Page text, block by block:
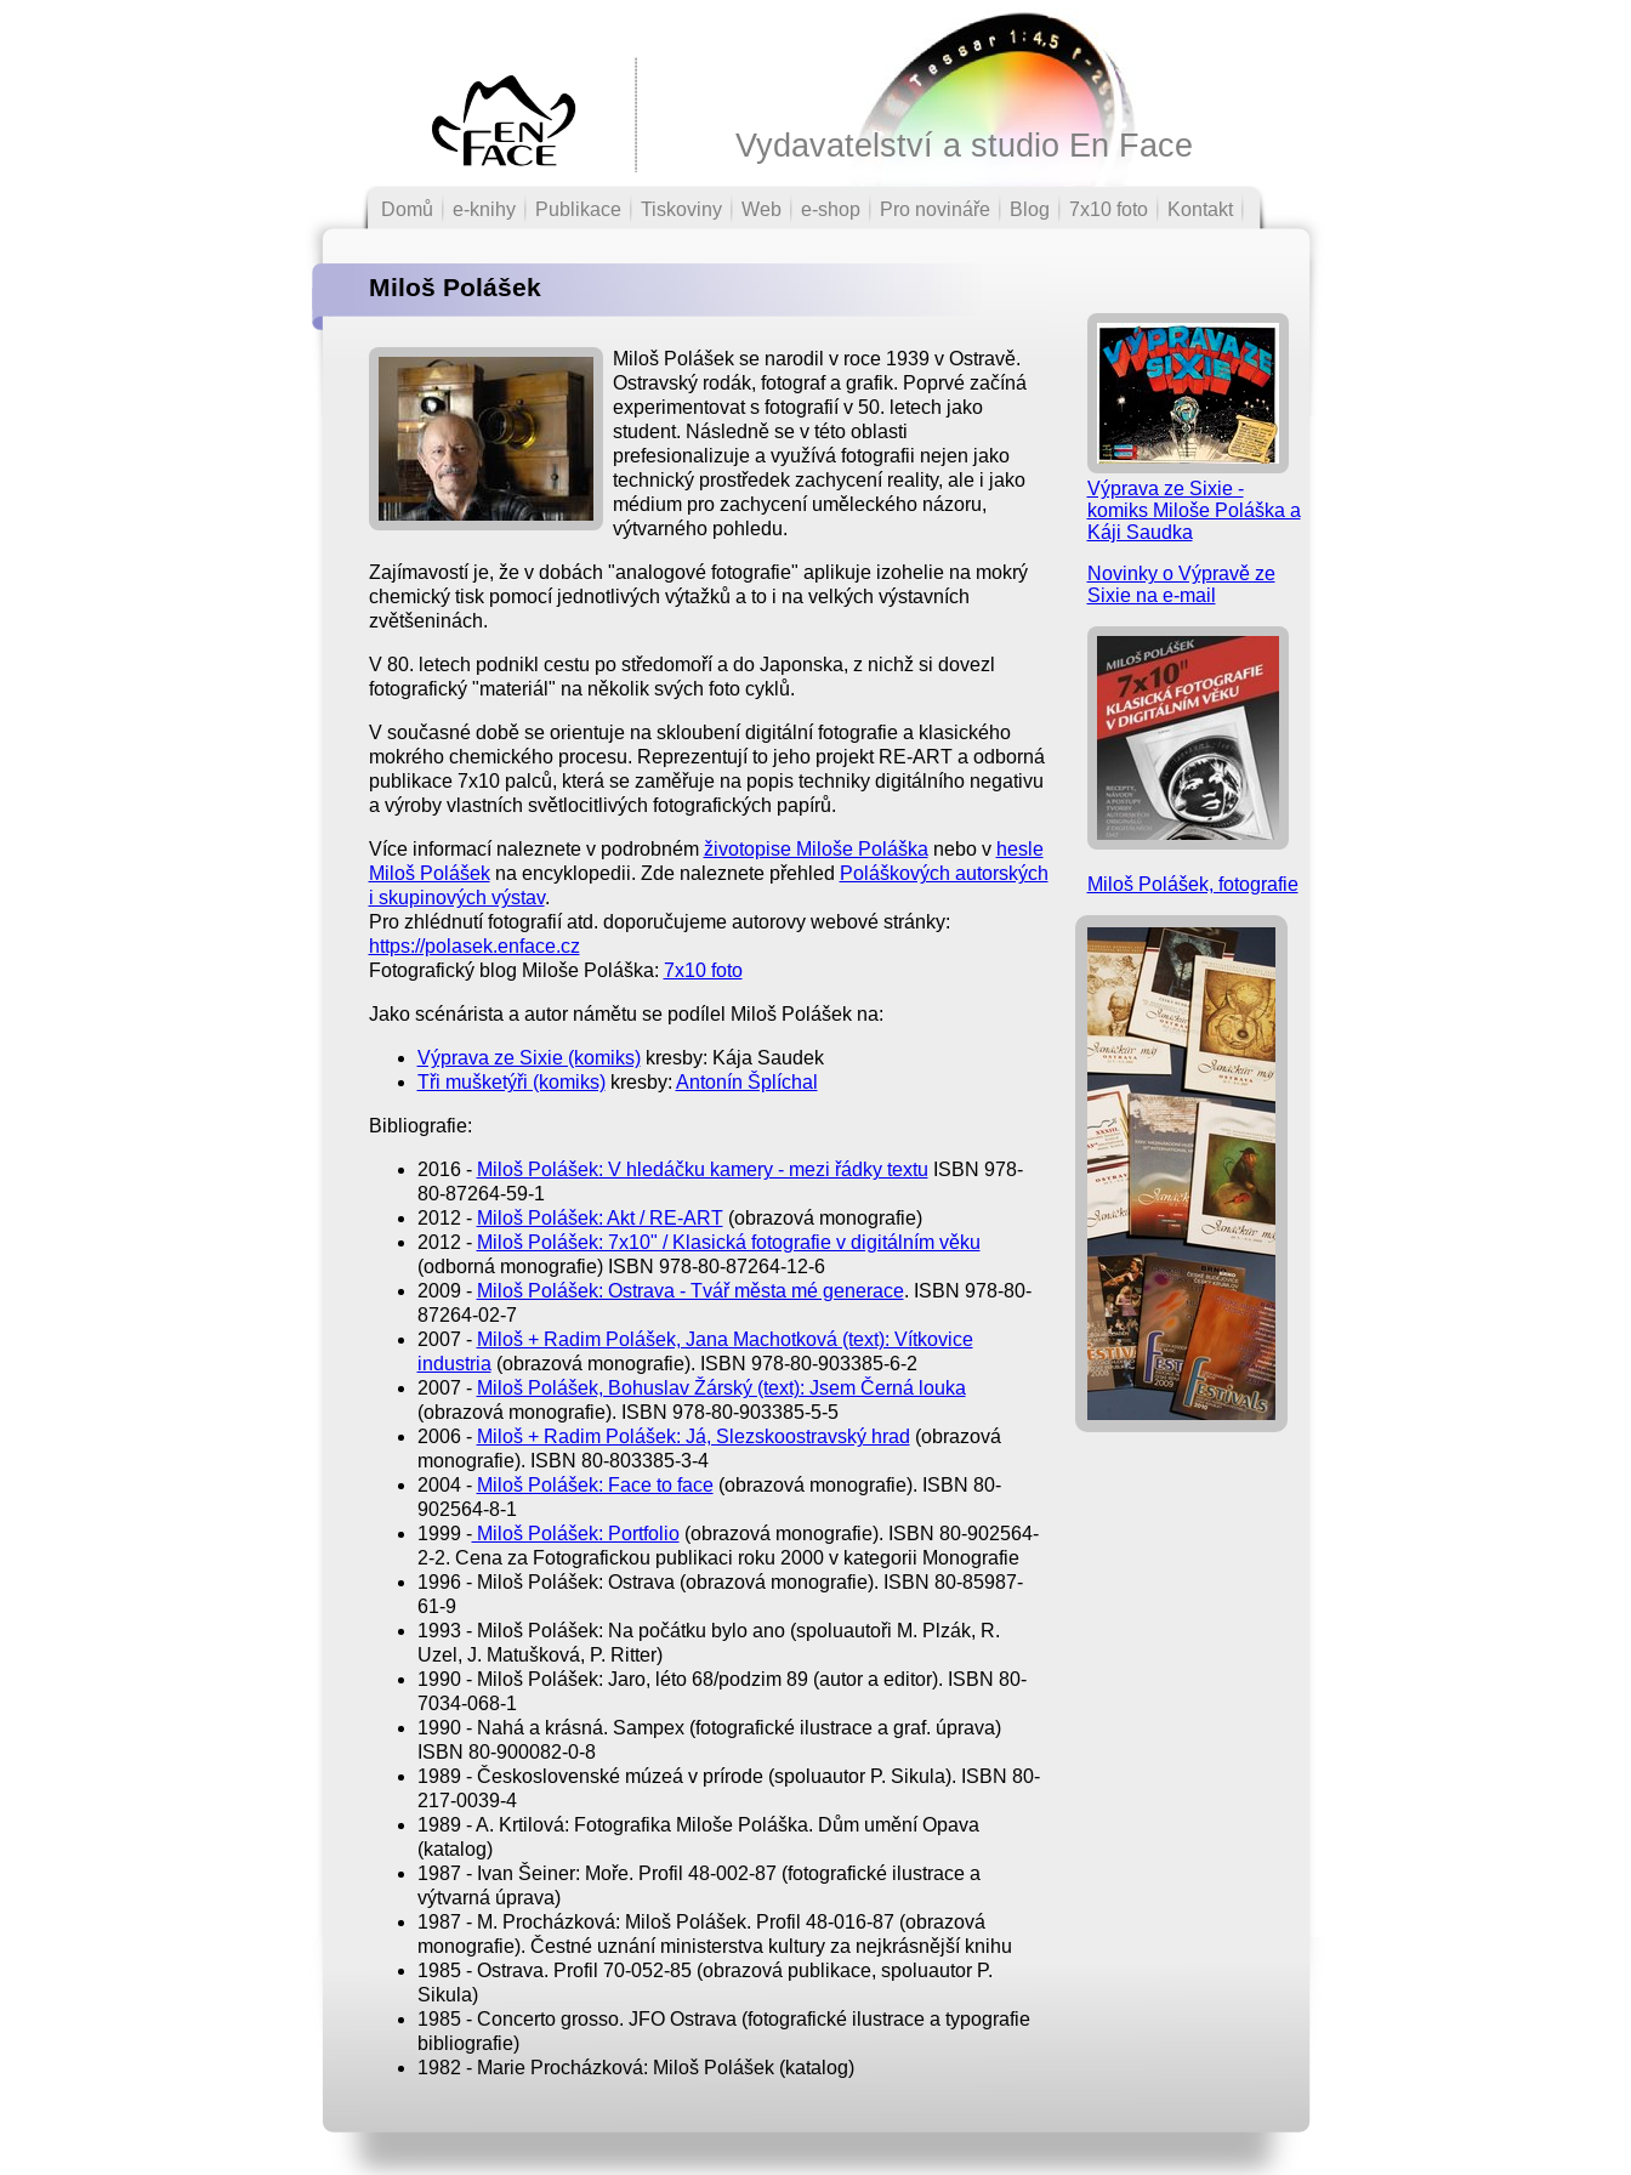
Vydavatelství a studio En Face
Domů e-knihy Publikace Tiskoviny Web e-shop Pro novináře Blog 7x10 foto Kontakt
Miloš Polášek
Miloš Polášek se narodil v roce 1939 v Ostravě.
Ostravský rodák, fotograf a grafik. Poprvé začíná
experimentovat s fotografií v 50. letech jako
student. Následně se v této oblasti
prefesionalizuje a využívá fotografii nejen jako
technický prostředek zachycení reality, ale i jako
médium pro zachycení uměleckého názoru,
výtvarného pohledu.
Zajímavostí je, že v dobách "analogové fotografie" aplikuje izohelie na mokrý
chemický tisk pomocí jednotlivých výtažků a to i na velkých výstavních
zvětšeninách.
V 80. letech podnikl cestu po středomoří a do Japonska, z nichž si dovezl
fotografický "materiál" na několik svých foto cyklů.
V současné době se orientuje na skloubení digitální fotografie a klasického
mokrého chemického procesu. Reprezentují to jeho projekt RE-ART a odborná
publikace 7x10 palců, která se zaměřuje na popis techniky digitálního negativu
a výroby vlastních světlocitlivých fotografických papírů.
Více informací naleznete v podrobném životopise Miloše Poláška nebo v hesle
Miloš Polášekna encyklopedii. Zde naleznete přehled Poláškových autorských
i skupinových výstav.
Pro zhlédnutí fotografií atd. doporučujeme autorovy webové stránky:
https://polasek.enface.cz
Fotografický blog Miloše Poláška: 7x10 foto
Jako scénárista a autor námětu se podílel Miloš Polášek na:
Výprava ze Sixie (komiks)kresby: Kája Saudek
Tři mušketýři (komiks)kresby: Antonín Šplíchal
Bibliografie:
2016 - Miloš Polášek: V hledáčku kamery - mezi řádky textu ISBN 978-
80-87264-59-1
2012 - Miloš Polášek: Akt / RE-ART(obrazová monografie)
2012 - Miloš Polášek: 7x10" / Klasická fotografie v digitálním věku
(odborná monografie) ISBN 978-80-87264-12-6
2009 - Miloš Polášek: Ostrava - Tvář města mé generace. ISBN 978-80-
87264-02-7
2007 - Miloš + Radim Polášek, Jana Machotková (text): Vítkovice
industria (obrazová monografie). ISBN 978-80-903385-6-2
2007 - Miloš Polášek, Bohuslav Žárský (text): Jsem Černá louka
(obrazová monografie). ISBN 978-80-903385-5-5
2006 - Miloš + Radim Polášek: Já, Slezskoostravský hrad (obrazová
monografie). ISBN 80-803385-3-4
2004 - Miloš Polášek: Face to face(obrazová monografie). ISBN 80-
902564-8-1
1999 -Miloš Polášek: Portfolio(obrazová monografie). ISBN 80-902564-
2-2. Cena za Fotografickou publikaci roku 2000 v kategorii Monografie
1996 - Miloš Polášek: Ostrava (obrazová monografie). ISBN 80-85987-
61-9
1993 - Miloš Polášek: Na počátku bylo ano (spoluautoři M. Plzák, R.
Uzel, J. Matušková, P. Ritter)
1990 - Miloš Polášek: Jaro, léto 68/podzim 89 (autor a editor). ISBN 80-
7034-068-1
1990 - Nahá a krásná. Sampex (fotografické ilustrace a graf. úprava)
ISBN 80-900082-0-8
1989 - Československé múzeá v prírode (spoluautor P. Sikula). ISBN 80-
217-0039-4
1989 - A. Krtilová: Fotografika Miloše Poláška. Dům umění Opava
(katalog)
1987 - Ivan Šeiner: Moře. Profil 48-002-87 (fotografické ilustrace a
výtvarná úprava)
1987 - M. Procházková: Miloš Polášek. Profil 48-016-87 (obrazová
monografie). Čestné uznání ministerstva kultury za nejkrásnější knihu
1985 - Ostrava. Profil 70-052-85 (obrazová publikace, spoluautor P.
Sikula)
1985 - Concerto grosso. JFO Ostrava (fotografické ilustrace a typografie
bibliografie)
1982 - Marie Procházková: Miloš Polášek (katalog)
Výprava ze Sixie -
komiks Miloše Poláška a
Káji Saudka
Novinky o Výpravě ze
Sixie na e-mail
Miloš Polášek, fotografie